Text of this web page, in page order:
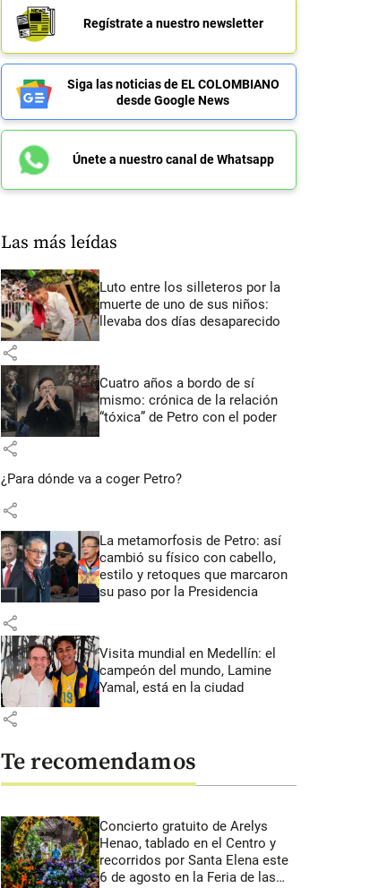
Regístrate a nuestro newsletter
Siga las noticias de EL COLOMBIANO
desde Google News
Únete a nuestro canal de Whatsapp
Las más leídas
Luto entre los silleteros por la
muerte de uno de sus niños:
llevaba dos días desaparecido
share
Cuatro años a bordo de sí
mismo: crónica de la relación
“tóxica” de Petro con el poder
share
¿Para dónde va a coger Petro?
share
La metamorfosis de Petro: así
cambió su físico con cabello,
estilo y retoques que marcaron
su paso por la Presidencia
share
Visita mundial en Medellín: el
campeón del mundo, Lamine
Yamal, está en la ciudad
share
Te recomendamos
Concierto gratuito de Arelys
Henao, tablado en el Centro y
recorridos por Santa Elena este
6 de agosto en la Feria de las